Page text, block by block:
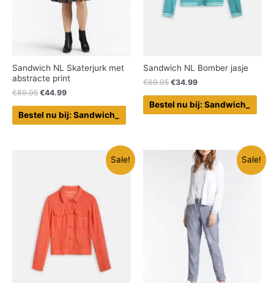
Sandwich NL Skaterjurk met
abstracte print
€89.95 €44.99
Bestel nu bij: Sandwich_
Sandwich NL Bomber jasje
€69.95 €34.99
Bestel nu bij: Sandwich_
Sale! Sale!